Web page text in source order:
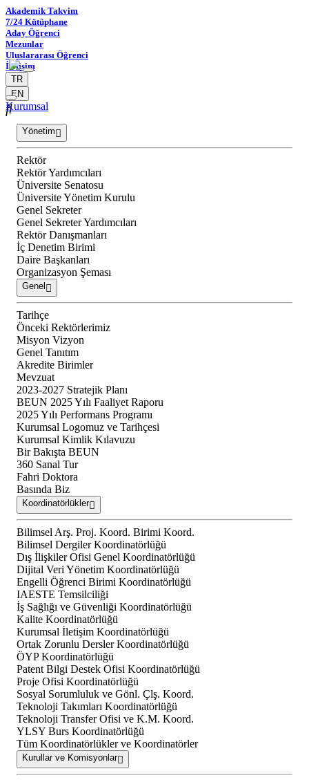
Akademik Takvim
7/24 Kütüphane
Aday Öğrenci
Mezunlar
Uluslararası Öğrenci
İletişim
TR
EN
Kurumsal
Yönetim
Rektör
Rektör Yardımcıları
Üniversite Senatosu
Üniversite Yönetim Kurulu
Genel Sekreter
Genel Sekreter Yardımcıları
Rektör Danışmanları
İç Denetim Birimi
Daire Başkanları
Organizasyon Şeması
Genel
Tarihçe
Önceki Rektörlerimiz
Misyon Vizyon
Genel Tanıtım
Akredite Birimler
Mevzuat
2023-2027 Stratejik Planı
BEUN 2025 Yılı Faaliyet Raporu
2025 Yılı Performans Programı
Kurumsal Logomuz ve Tarihçesi
Kurumsal Kimlik Kılavuzu
Bir Bakışta BEUN
360 Sanal Tur
Fahri Doktora
Basında Biz
Koordinatörlükler
Bilimsel Arş. Proj. Koord. Birimi Koord.
Bilimsel Dergiler Koordinatörlüğü
Dış İlişkiler Ofisi Genel Koordinatörlüğü
Dijital Veri Yönetim Koordinatörlüğü
Engelli Öğrenci Birimi Koordinatörlüğü
IAESTE Temsilciliği
İş Sağlığı ve Güvenliği Koordinatörlüğü
Kalite Koordinatörlüğü
Kurumsal İletişim Koordinatörlüğü
Ortak Zorunlu Dersler Koordinatörlüğü
ÖYP Koordinatörlüğü
Patent Bilgi Destek Ofisi Koordinatörlüğü
Proje Ofisi Koordinatörlüğü
Sosyal Sorumluluk ve Gönl. Çlş. Koord.
Teknoloji Takımları Koordinatörlüğü
Teknoloji Transfer Ofisi ve K.M. Koord.
YLSY Burs Koordinatörlüğü
Tüm Koordinatörlükler ve Koordinatörler
Kurullar ve Komisyonlar